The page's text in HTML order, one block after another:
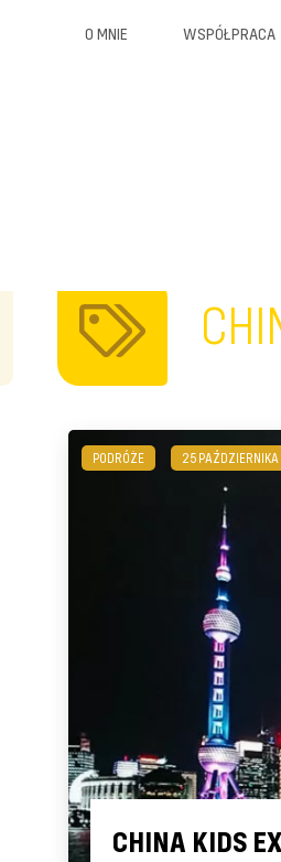
O MNIE WSPÓŁPRACA
PODRÓŻE 25
CHINA KIDS